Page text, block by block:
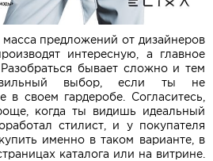
предложений от дизайнеров
интересную, а главное
бывает сложно и тем
выбор, если ты не
в своем гардеробе. Согласитесь,
когда ты видишь идеальный
стилист, и у покупателя
именно в таком варианте, в
каталога или на витрине.